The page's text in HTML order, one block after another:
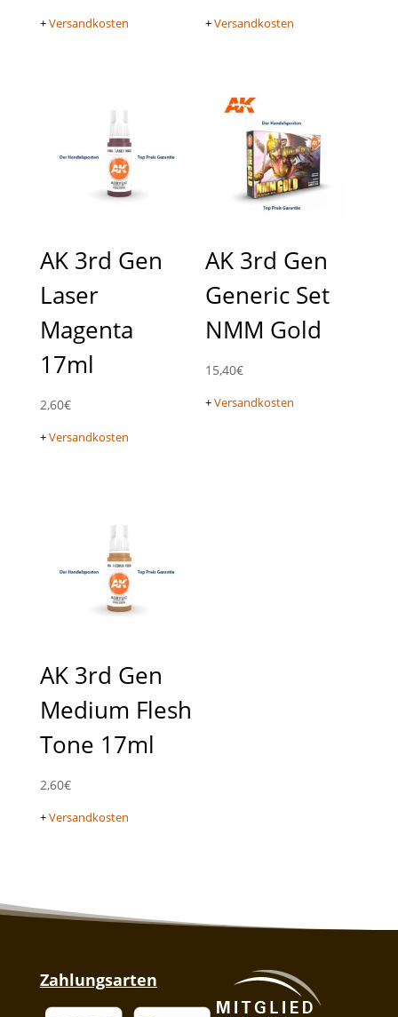
+Versandkosten +Versandkosten
AK 3rd Gen
Laser
Magenta
17ml
2,60€
+Versandkosten
AK 3rd Gen
Generic Set
NMM Gold
15,40€
+Versandkosten
AK 3rd Gen
Medium Flesh
Tone 17ml
2,60€
+Versandkosten
Zahlungsarten